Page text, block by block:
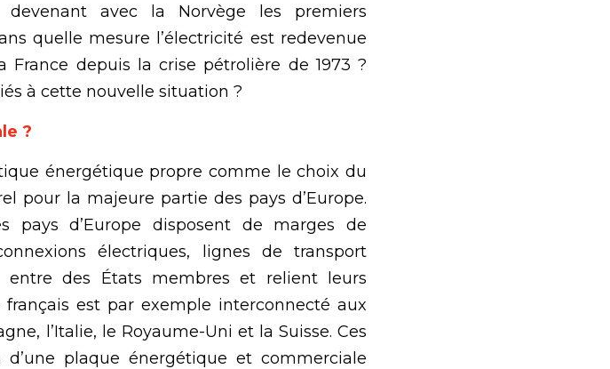
avec la Norvège les premiers
quelle mesure l’électricité est redevenue
depuis la crise pétrolière de 1973 ?
à cette nouvelle situation ?
?
énergétique propre comme le choix du
pour la majeure partie des pays d’Europe.
pays d’Europe disposent de marges de
électriques, lignes de transport
entre des États membres et relient leurs
français est par exemple interconnecté aux
l’Italie, le Royaume-Uni et la Suisse. Ces
plaque énergétique et commerciale